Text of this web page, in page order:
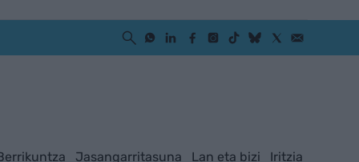
Jasangarritasuna Lan eta bizi Iritzia